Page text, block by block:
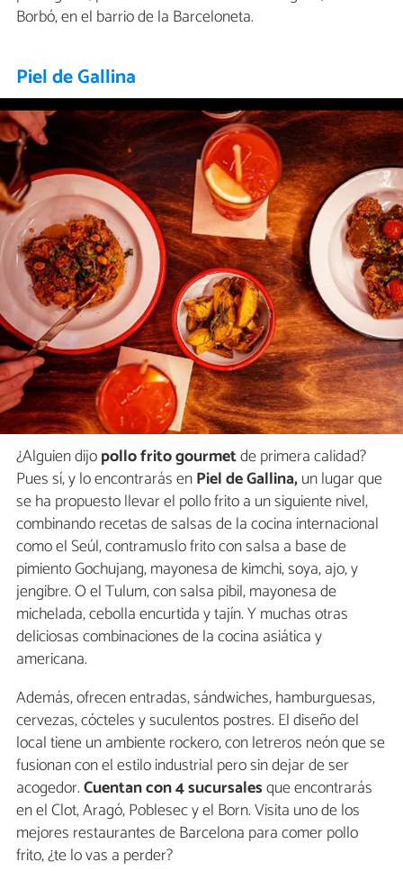
Borbó, en el barrio de la Barceloneta.
Piel de Gallina
¿Alguien dijopollo frito gourmetde primera calidad?
Pues sí, y lo encontrarás enPiel de Gallina,un lugar que
se ha propuesto llevar el pollo frito a un siguiente nivel,
combinando recetas de salsas de la cocina internacional
como el Seúl, contramuslo frito con salsa a base de
pimiento Gochujang, mayonesa de kimchi, soya, ajo, y
jengibre. O el Tulum, con salsa pibil, mayonesa de
michelada, cebolla encurtida y tajín. Y muchas otras
deliciosas combinaciones de la cocina asiática y
americana.
Además, ofrecen entradas, sándwiches, hamburguesas,
cervezas, cócteles y suculentos postres. El diseño del
local tiene un ambiente rockero, con letreros neón que se
fusionan con el estilo industrial pero sin dejar de ser
acogedor.Cuentan con 4 sucursalesque encontrarás
en el Clot, Aragó, Poblesec y el Born. Visita uno de los
mejores restaurantes de Barcelona para comer pollo
frito, ¿te lo vas a perder?